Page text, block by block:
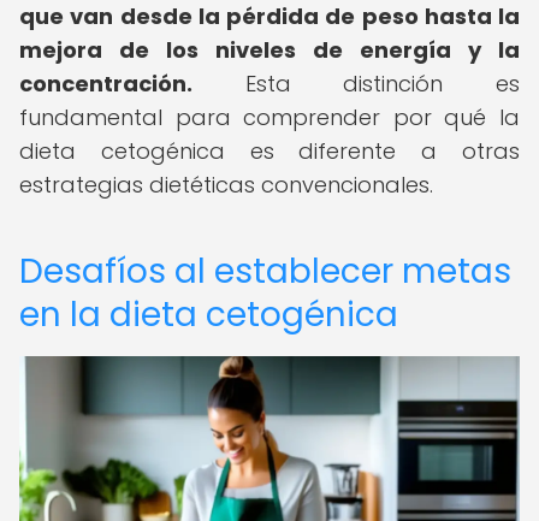
que van desde la pérdida de peso hasta la
mejora de los niveles de energía y la
concentración. Esta distinción es
fundamental para comprender por qué la
dieta cetogénica es diferente a otras
estrategias dietéticas convencionales.
Desafíos al establecer metas
en la dieta cetogénica